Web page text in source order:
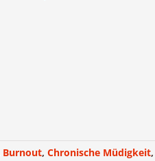
Burnout, Chronische Müdigkeit,